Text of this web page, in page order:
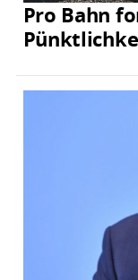
Pro Bahn